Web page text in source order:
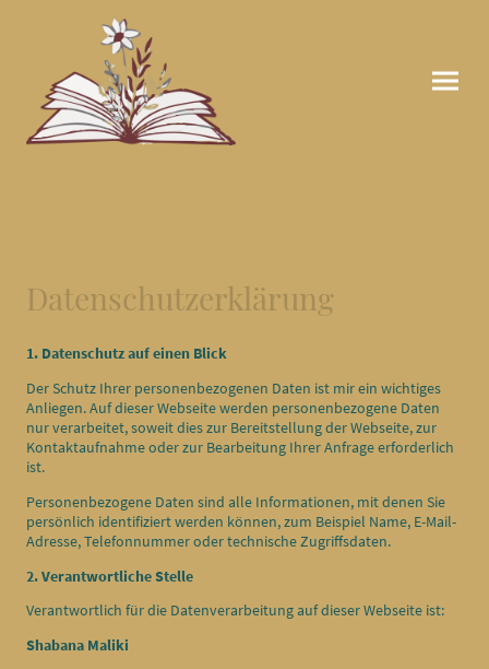
Datenschutzerklärung
1. Datenschutz auf einen Blick
Der Schutz Ihrer personenbezogenen Daten ist mir ein wichtiges
Anliegen. Auf dieser Webseite werden personenbezogene Daten
nur verarbeitet, soweit dies zur Bereitstellung der Webseite, zur
Kontaktaufnahme oder zur Bearbeitung Ihrer Anfrage erforderlich
ist.
Personenbezogene Daten sind alle Informationen, mit denen Sie
persönlich identifiziert werden können, zum Beispiel Name, E-Mail-
Adresse, Telefonnummer oder technische Zugriffsdaten.
2. Verantwortliche Stelle
Verantwortlich für die Datenverarbeitung auf dieser Webseite ist:
Shabana Maliki